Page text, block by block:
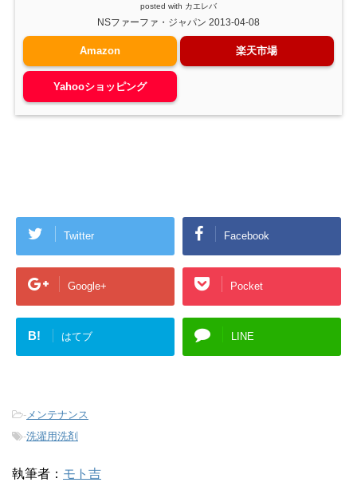
posted with カエレバ
NSファーファ・ジャパン 2013-04-08
Amazon 楽天市場
Yahooショッピング
Twitter Facebook
Google+ Pocket
B! はてブ LINE
- メンテナンス
-洗濯用洗剤
執筆者： モト吉